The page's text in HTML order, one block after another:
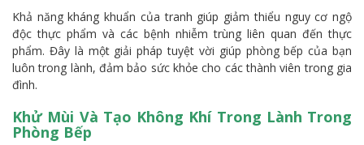
Khả năng kháng khuẩn của tranh giúp giảm thiểu nguy cơ ngộ
độc thực phẩm và các bệnh nhiễm trùng liên quan đến thực
phẩm. Đây là một giải pháp tuyệt vời giúp phòng bếp của bạn
luôn trong lành, đảm bảo sức khỏe cho các thành viên trong gia
đình.
Khử Mùi Và Tạo Không Khí Trong Lành Trong
Phòng Bếp